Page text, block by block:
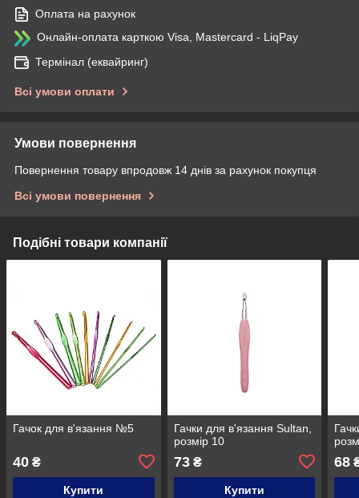
Оплата на рахунок
Онлайн-оплата карткою Visa, Mastercard - LiqPay
Термінал (еквайринг)
Всі умови оплати
Умови повернення
Повернення товару впродовж 14 днів за рахунок покупця
Всі умови повернення
Подібні товари компанії
Гачок для в'язання №5
40 ₴
Купити
Гачки для в'язання Sultan,
розмір 10
73₴
Купити
68